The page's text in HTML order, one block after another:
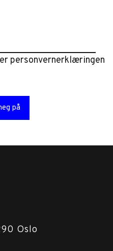
personvernerklæringen
Oslo